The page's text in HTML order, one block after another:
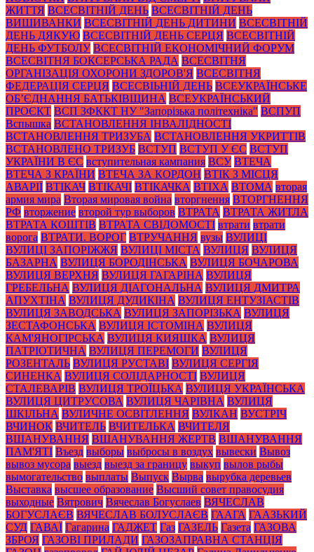
ЖИТТЯ ВСЕСВІТНІЙ ДЕНЬ ВСЕСВІТНІЙ ДЕНЬ
ВИШИВАНКИ ВСЕСВІТНІЙ ДЕНЬ ДИТИНИ ВСЕСВІТНІЙ
ДЕНЬ ДЯКУЮ ВСЕСВІТНІЙ ДЕНЬ СЕРЦЯ ВСЕСВІТНІЙ
ДЕНЬ ФУТБОЛУ ВСЕСВІТНІЙ ЕКОНОМІЧНИЙ ФОРУМ
ВСЕСВІТНЯ БОКСЕРСЬКА РАДА ВСЕСВІТНЯ
ОРГАНІЗАЦІЯ ОХОРОНИ ЗДОРОВ'Я ВСЕСВІТНЯ
ФЕДЕРАЦІЯ СЕРЦЯ ВСЕСВІЬНІЙ ДЕНЬ ВСЕУКРАЇНСЬКЕ
ОБ’ЄДНАННЯ БАТЬКІВЩИНА ВСЕУКРАЇНСЬКИЙ
ПРОЄКТ ВСП ЗФККТ НУ "Запорізька політехніка" ВСПУП
Вспышка ВСТАНОВЛЕННЯ ІНВАЛІДНОСТІ
ВСТАНОВЛЕННЯ ТРИЗУБА ВСТАНОВЛЕННЯ УКРИТТІВ
ВСТАНОВЛЕНО ТРИЗУБ ВСТУП ВСТУП У ЄС ВСТУП
УКРАЇНИ В ЄС вступительная кампания ВСУ ВТЕЧА
ВТЕЧА З КРАЇНИ ВТЕЧА ЗА КОРДОН ВТІК З МІСЦЯ
АВАРІЇ ВТІКАЧ ВТІКАЧІ ВТІКАЧКА ВТІХА ВТОМА вторая
армия мира Вторая мировая война вторгнення ВТОРГНЕННЯ
РФ вторжение второй тур выборов ВТРАТА ВТРАТА ЖИТЛА
ВТРАТА КОШТІВ ВТРАТА СВІДОМОСТІ втрати втрати
ворога ВТРАТИ. ВОРОГ ВТРУЧАННЯ вузы ВУЛИЦІ
ВУЛИЦІ ЗАПОРІЖЖЯ ВУЛИЦІ МІСТА ВУЛИЦЯ ВУЛИЦЯ
БАЗАРНА ВУЛИЦЯ БОРОДІНСЬКА ВУЛИЦЯ БОЧАРОВА
ВУЛИЦЯ ВЕРХНЯ ВУЛИЦЯ ГАГАРІНА ВУЛИЦЯ
ГРЕБЕЛЬНА ВУЛИЦЯ ДІАГОНАЛЬНА ВУЛИЦЯ ДМИТРА
АПУХТІНА ВУЛИЦЯ ДУДИКІНА ВУЛИЦЯ ЕНТУЗІАСТІВ
ВУЛИЦЯ ЗАВОДСЬКА ВУЛИЦЯ ЗАПОРІЗЬКА ВУЛИЦЯ
ЗЕСТАФОНСЬКА ВУЛИЦЯ ІСТОМІНА ВУЛИЦЯ
КАМ'ЯНОГІРСЬКА ВУЛИЦЯ КИЯШКА ВУЛИЦЯ
ПАТРІОТИЧНА ВУЛИЦЯ ПЕРЕМОГИ ВУЛИЦЯ
РОЗЕНТАЛЬ ВУЛИЦЯ РУСТАВІ ВУЛИЦЯ СЕРГІЯ
СИНЕНКА ВУЛИЦЯ СОЛІДАРНОСТІ ВУЛИЦЯ
СТАЛЕВАРІВ ВУЛИЦЯ ТРОЇЦЬКА ВУЛИЦЯ УКРАЇНСЬКА
ВУЛИЦЯ ЦИТРУСОВА ВУЛИЦЯ ЧАРІВНА ВУЛИЦЯ
ШКІЛЬНА ВУЛИЧНЕ ОСВІТЛЕННЯ ВУЛКАН ВУСТРІЧ
ВЧИНОК ВЧИТЕЛЬ ВЧИТЕЛЬКА ВЧИТЕЛЯ
ВШАНУВАННЯ ВШАНУВАННЯ ЖЕРТВ ВШАНУВАННЯ
ПАМ'ЯТІ Въезд выборы выбросы в воздух вывески Вывоз
вывоз мусора выезд выезд за границу выкуп вылов рыбы
вымогательство выплаты Выпуск Вырва вырубка деревьев
Выставка высшее образование Высший совет правосудия
выходные Вятрович Вячеслав Богуслаев ВЯЧЕСЛАВ
БОГУСЛАЄВ ВЯЧЕСЛАВ БОЛУСЛАЄВ ГААГА ГААЗЬКИЙ
СУД ГАВАЇ Гагарина ГАДЖЕТ Газ ГАЗЕЛЬ Газета ГАЗОВА
ЗБРОЯ ГАЗОВІ ПРИЛАДИ ГАЗОЗАПРАВНА СТАНЦІЯ